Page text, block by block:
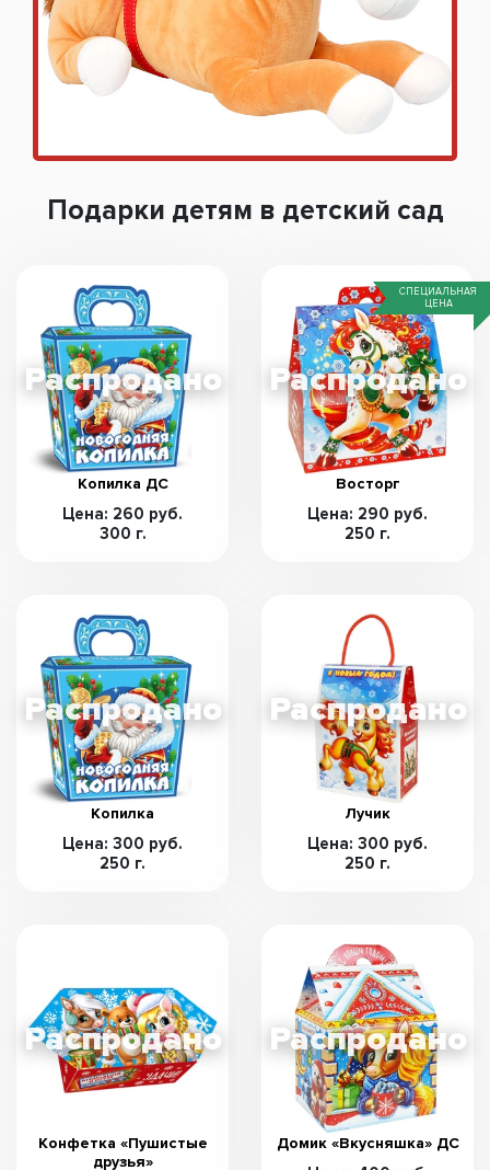
Подарки детям в детский сад
Копилка ДС
Цена: 260 руб.
300 г.
СПЕЦИАЛЬНАЯ
ЦЕНА
Восторг
Цена: 290 руб.
250 г.
Копилка
Цена: 300 руб.
250 г.
Лучик
Цена: 300 руб.
250 г.
Конфетка «Пушистые
друзья»
Домик «Вкусняшка» ДС